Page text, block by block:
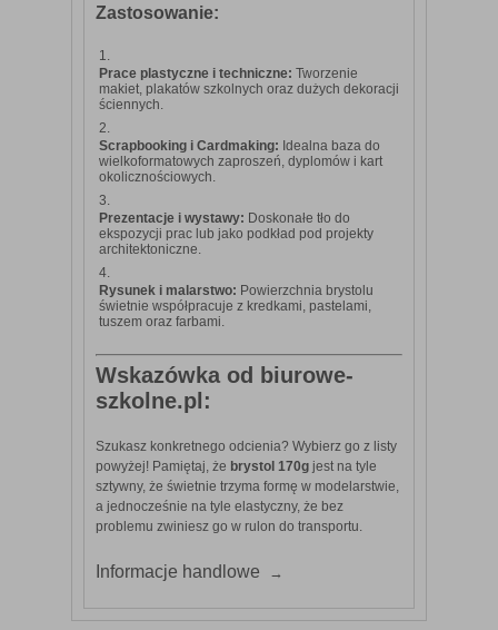
Zastosowanie:
Prace plastyczne i techniczne: Tworzenie
makiet, plakatów szkolnych oraz dużych dekoracji
ściennych.
Scrapbooking i Cardmaking: Idealna baza do
wielkoformatowych zaproszeń, dyplomów i kart
okolicznościowych.
Prezentacje i wystawy: Doskonałe tło do
ekspozycji prac lub jako podkład pod projekty
architektoniczne.
Rysunek i malarstwo: Powierzchnia brystolu
świetnie współpracuje z kredkami, pastelami,
tuszem oraz farbami.
Wskazówka od biurowe-
szkolne.pl:
Szukasz konkretnego odcienia? Wybierz go z listy
powyżej! Pamiętaj, że brystol 170g jest na tyle
sztywny, że świetnie trzyma formę w modelarstwie,
a jednocześnie na tyle elastyczny, że bez
problemu zwiniesz go w rulon do transportu.
Informacje handlowe